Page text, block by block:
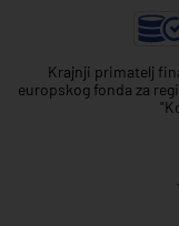
Krajnji primatelj
europskog fonda za